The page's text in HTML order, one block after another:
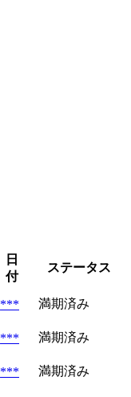
日
付
ステータス
***
満期済み
***
満期済み
***
満期済み